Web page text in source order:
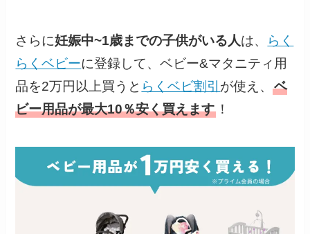
さらに妊娠中~1歳までの子供がいる人は、
らく
らくベビーに登録して、ベビー&マタニティ用
品を2万円以上買うと らくベビ割引 が使え、ベ
ビー用品が最大10％安く買えます ！